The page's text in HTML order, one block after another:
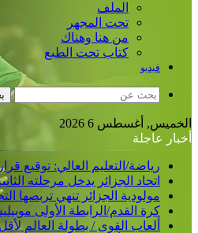
الملف
تحت المجهر
من هنا وهناك
كتاب تحت الطبع
فيديو
الخميس, أغسطس 6 2026
أخبار عاجلة
رياضة/التعليم العالي: توقيع
اتحاد الجزائر يدخل مرحلته
مولودية الجزائر تنهي تربصها
كرة القدم/الرابطة الأولى
ألعاب القوى / بطولة العالم لأقل من 20 سنة: يونس عياشي أبرز الآمال الجزائرية للتتويج